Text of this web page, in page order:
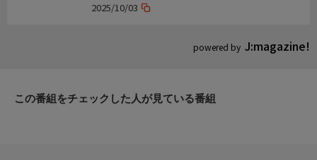
powered by J:magazine!
2025/10/03
この番組をチェックした人が見ている番組